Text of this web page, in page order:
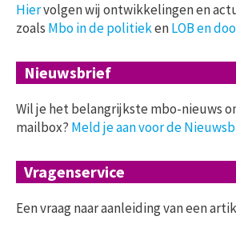
Hiervolgen wij ontwikkelingen en
zoals Mbo in de politiekenLOB en
Nieuwsbrief
Wil je het belangrijkste mbo-nieuws
mailbox? Meld je aan voor de
Vragenservice
Een vraag naar aanleiding van een